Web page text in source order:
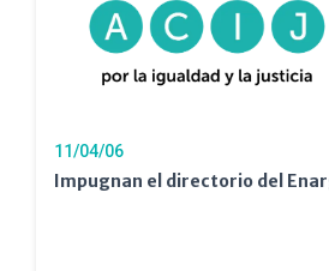
11/04/06
Impugnan el directorio del